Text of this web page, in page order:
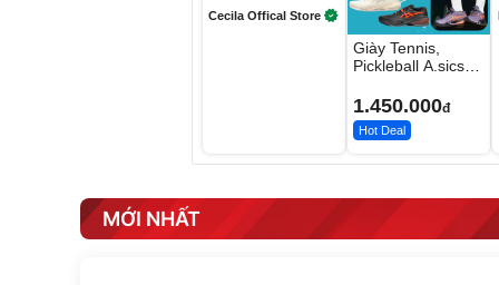
Cecila Offical Store
Giày Tennis,
Pickleball A.sics
Các Phối Màu
1.450.000đ
Hot Deal
MỚI NHẤT